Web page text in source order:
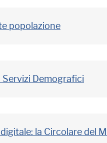
popolazione
Demografici
la Circolare del